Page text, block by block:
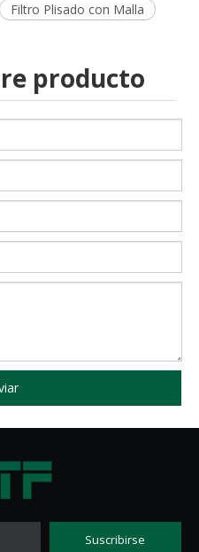
Filtro Plisado con Malla
producto
Suscribirse